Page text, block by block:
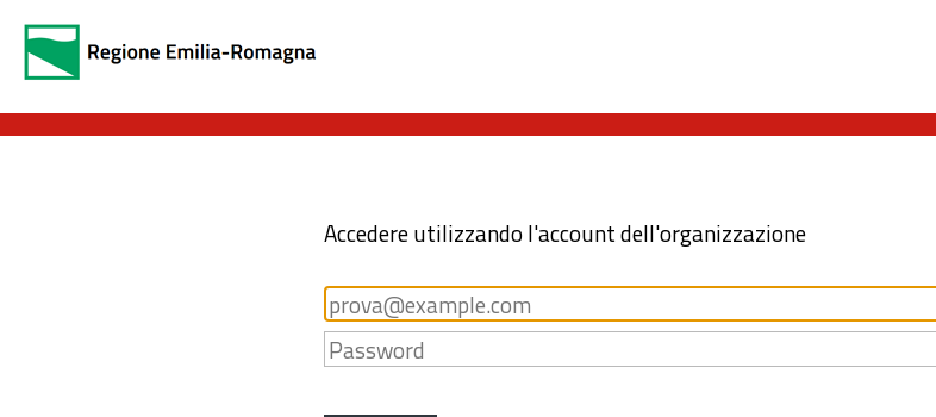
Accedere utilizzando l'account dell'organizzazione